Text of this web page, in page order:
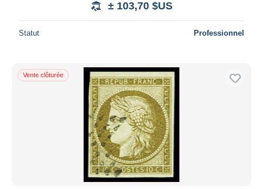
± 103,70 $US
Statut Professionnel
Vente clôturée